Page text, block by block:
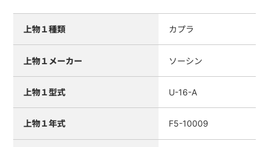
上物１種類 カプラ
上物１メーカー ソーシン
上物１型式 U-16-A
上物１年式 F5-10009